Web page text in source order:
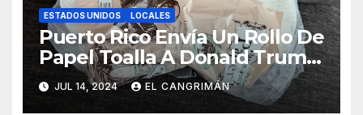
ESTADOS UNIDOS LOCALES
Puerto Rico Envía Un Rollo De
Papel Toalla A Donald Trump
Pa’ Que Use Las Hojas De
Curita
JUL 14, 2024 EL CANGRIMÁN